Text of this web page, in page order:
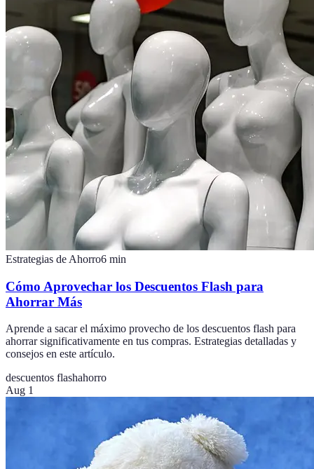
Estrategias de Ahorro6 min
Cómo Aprovechar los Descuentos Flash para
Ahorrar Más
Aprende a sacar el máximo provecho de los descuentos flash para
ahorrar significativamente en tus compras. Estrategias detalladas y
consejos en este artículo.
descuentos flashahorro
Aug 1